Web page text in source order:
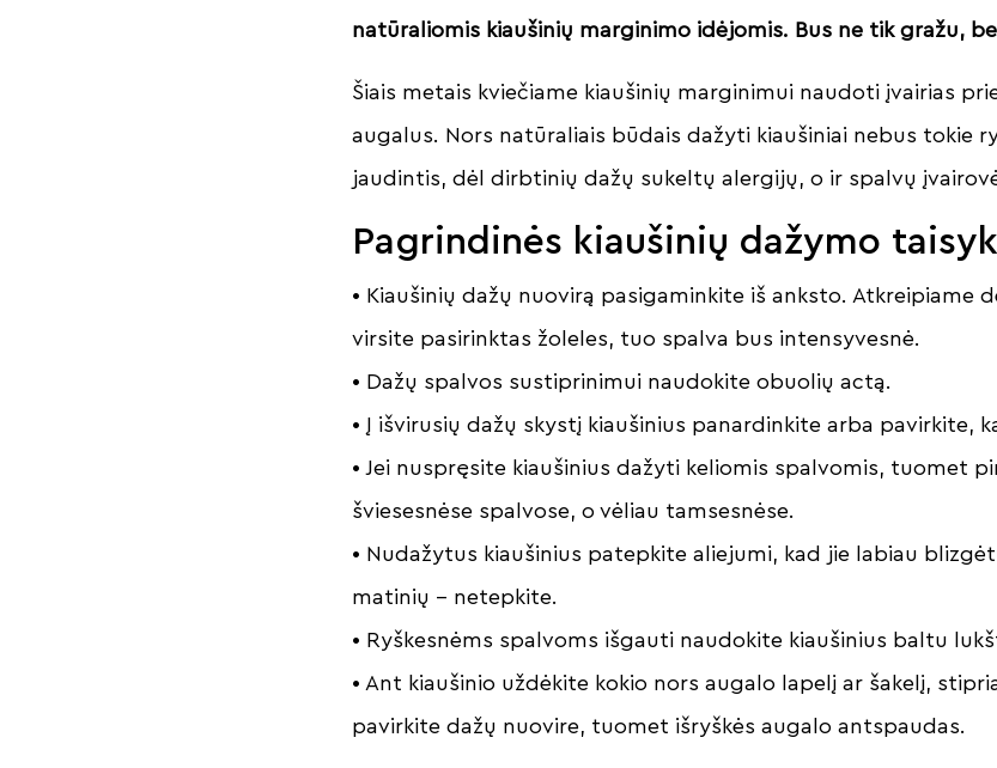
natūraliomis kiaušinių marginimo idėjomis. Bus ne tik gražu,
Šiais metais kviečiame kiaušinių marginimui naudoti įvairias
augalus. Nors natūraliais būdais dažyti kiaušiniai nebus tokie
jaudintis, dėl dirbtinių dažų sukeltų alergijų, o ir spalvų
Pagrindinės kiaušinių dažymo
• Kiaušinių dažų nuovirą pasigaminkite iš anksto. Atkreipiame
virsite pasirinktas žoleles, tuo spalva bus intensyvesnė.
• Dažų spalvos sustiprinimui naudokite obuolių actą.
• Į išvirusių dažų skystį kiaušinius panardinkite arba pavirkite,
• Jei nuspręsite kiaušinius dažyti keliomis spalvomis, tuomet
šviesesnėse spalvose, o vėliau tamsesnėse.
• Nudažytus kiaušinius patepkite aliejumi, kad jie labiau
matinių – netepkite.
• Ryškesnėms spalvoms išgauti naudokite kiaušinius baltu
• Ant kiaušinio uždėkite kokio nors augalo lapelį ar šakelį,
pavirkite dažų nuovire, tuomet išryškės augalo antspaudas.